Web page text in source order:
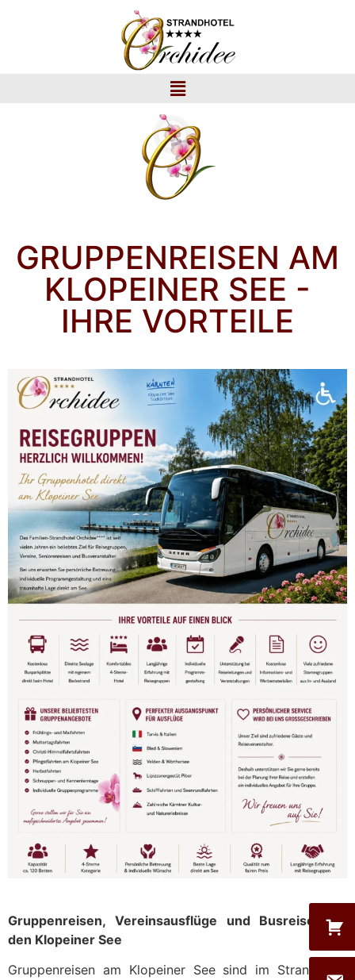
GRUPPENREISEN AM
KLOPEINER SEE -
IHRE VORTEILE
Gruppenreisen, Vereinsausflüge und Busreisen an
den Klopeiner See
Gruppenreisen am Klopeiner See sind im Strandhotel